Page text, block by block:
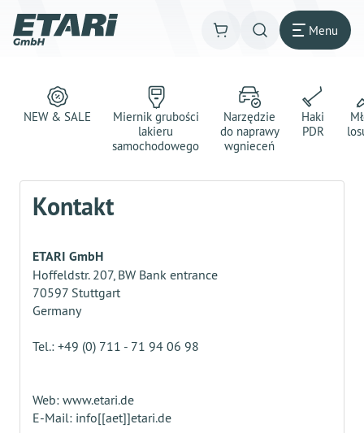
Menu
NEW & SALE
Miernik grubości
lakieru
samochodowego
Narzędzie
do naprawy
wgnieceń
Haki
PDR
Kontakt
ETARI GmbH
Hoffeldstr. 207, BW Bank entrance
70597 Stuttgart
Germany
Tel.: +49 (0) 711 - 71 94 06 98
Web: www.etari.de
E-Mail: info[[aet]]etari.de